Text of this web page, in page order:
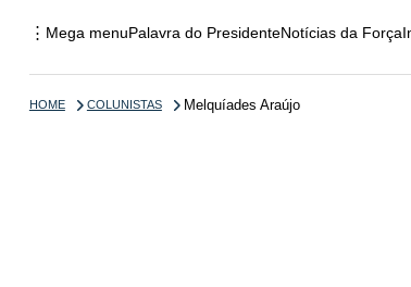
⋮ Mega menuPalavra do PresidenteNotícias da Força
HOME COLUNISTAS Melquíades Araújo